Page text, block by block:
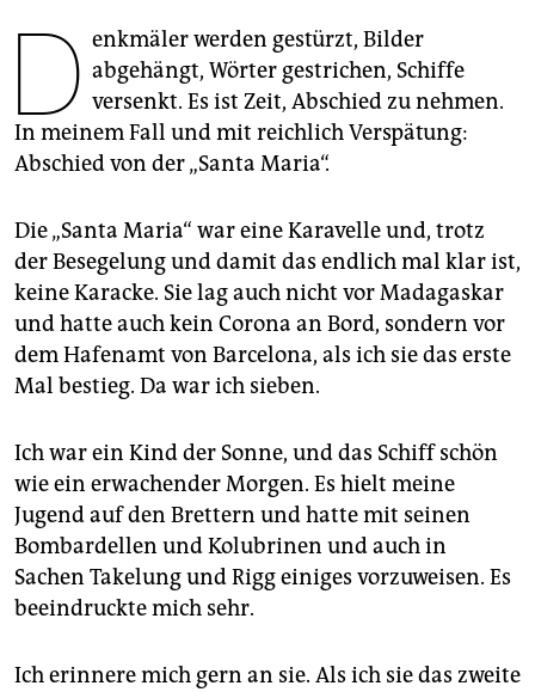
wahrheit
verlag
verlag
shop
fragen & hilfe
unterstützen
abo
genossenschaft
epaper login
D enkmäler werden gestürzt, Bilder
abgehängt, Wörter gestrichen, Schiffe
versenkt. Es ist Zeit, Abschied zu nehmen.
In meinem Fall und mit reichlich Verspätung:
Abschied von der „Santa Maria“.
Die „Santa Maria“ war eine Karavelle und, trotz
der Besegelung und damit das endlich mal klar ist,
keine Karacke. Sie lag auch nicht vor Madagaskar
und hatte auch kein Corona an Bord, sondern vor
dem Hafenamt von Barcelona, als ich sie das erste
Mal bestieg. Da war ich sieben.
Ich war ein Kind der Sonne, und das Schiff schön
wie ein erwachender Morgen. Es hielt meine
Jugend auf den Brettern und hatte mit seinen
Bombardellen und Kolubrinen und auch in
Sachen Takelung und Rigg einiges vorzuweisen. Es
beeindruckte mich sehr.
Ich erinnere mich gern an sie. Als ich sie das zweite